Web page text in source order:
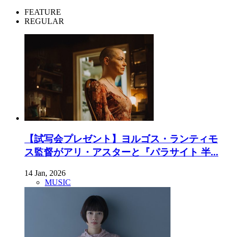
FEATURE
REGULAR
【試写会プレゼント】ヨルゴス・ランティモ
ス監督がアリ・アスターと『パラサイト 半...
14 Jan, 2026
MUSIC